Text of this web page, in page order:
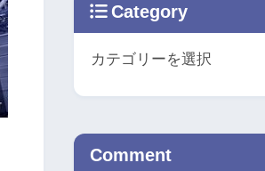
Category
Comment